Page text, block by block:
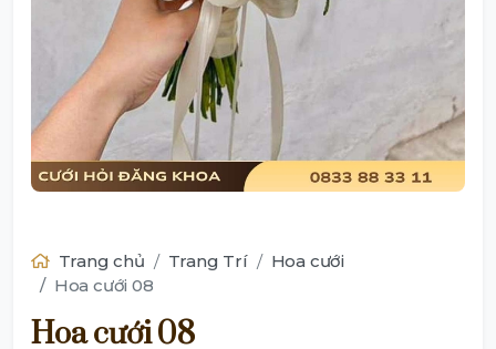
Trang chủ Trang Trí
Hoa cưới
Hoa cưới 08
Hoa cưới 08